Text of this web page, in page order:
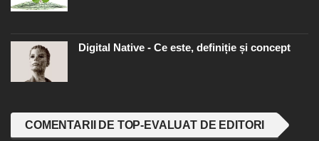
Digital Native - Ce este, definiție și concept
COMENTARII DE TOP-EVALUAT DE EDITORI